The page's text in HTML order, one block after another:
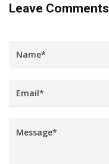
Leave Comments